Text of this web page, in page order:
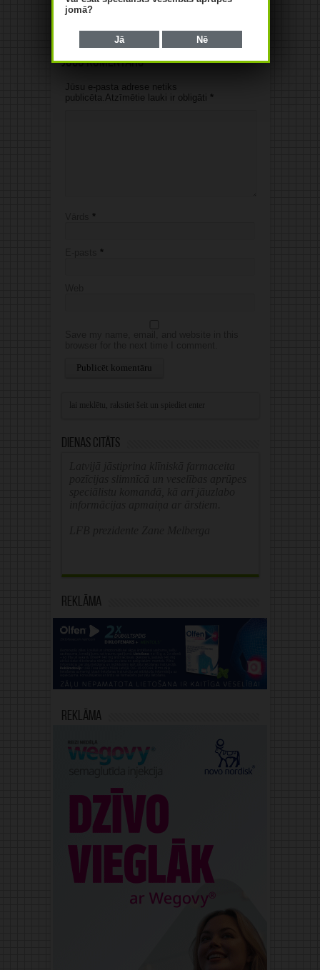
07/08/2026
Jūsu komentārs
Jūsu e-pasta adrese netiks
publicēta.Atzīmētie lauki ir obligāti *
*
*
Dienas citāts
Reklāma
Reklāma
jomā?
Jā Nē